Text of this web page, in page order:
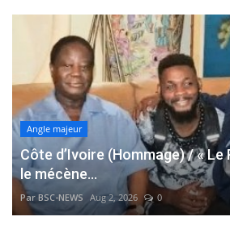
Angle majeur
Côte d’Ivoire (Hommage) / « Le
le mécène...
Par BSC-NEWS Aug 2, 2026 0